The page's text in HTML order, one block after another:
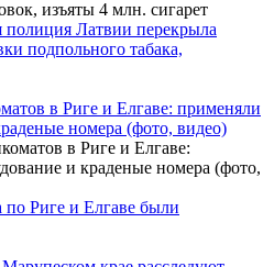
полиция Латвии перекрыла
подпольного табака,
в Риге и Елгаве: применяли
номера (фото, видео)
по Риге и Елгаве были